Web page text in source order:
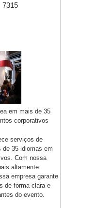
Tradução
7315
em mais de 35
corporativos
serviços de
de 35 idiomas em
Com nossa
altamente
empresa garante
de forma clara e
do evento.